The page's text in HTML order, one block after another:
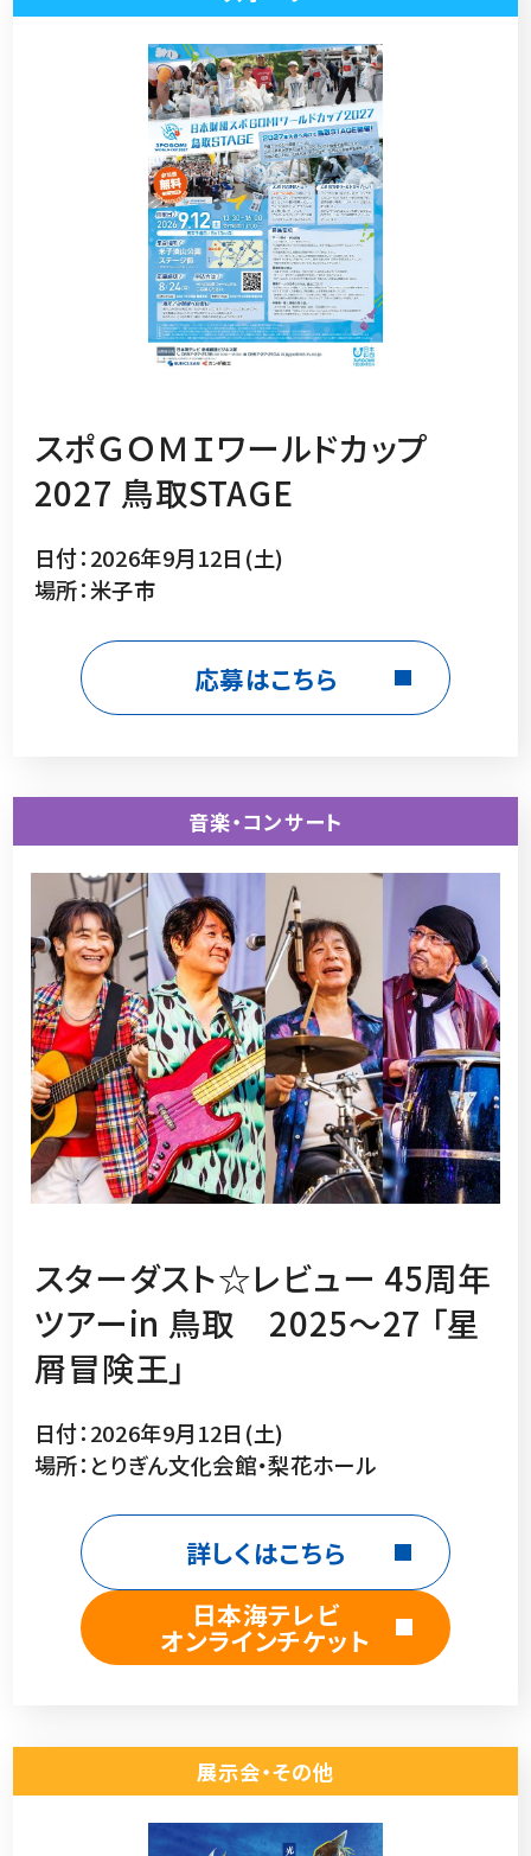
スポＧＯＭＩワールドカップ
2027 鳥取STAGE
日付：2026年9月12日(土)
場所：米子市
応募はこちら
音楽・コンサート
スターダスト☆レビュー 45周年
ツアーin 鳥取 2025～27 「星
屑冒険王」
日付：2026年9月12日(土)
場所：とりぎん文化会館・梨花ホール
詳しくはこちら
日本海テレビ
オンラインチケット
展示会・その他